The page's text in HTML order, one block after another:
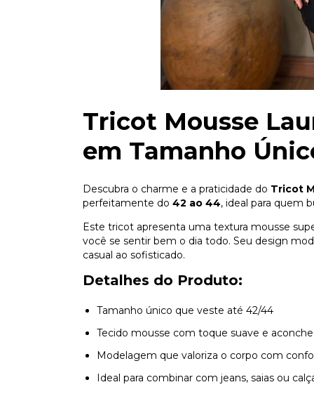
Tricot Mousse
em Tamanho
Descubra o charme e a praticidade do Tricot
perfeitamente do 42 ao 44, ideal para quem
Este tricot apresenta uma textura mousse
você se sentir bem o dia todo. Seu design
casual ao sofisticado.
Detalhes do Produto:
Tamanho único que veste até 42/44
Tecido mousse com toque suave e
Modelagem que valoriza o corpo com
Ideal para combinar com jeans, saias ou